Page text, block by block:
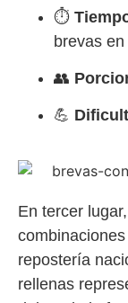
⏱️
brevas
👥
💪
En tercer
repostería
rellenas